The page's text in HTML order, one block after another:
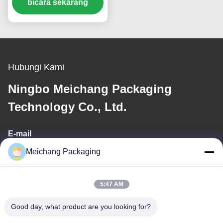
Pengunci Kesegaran
untuk Serum dan
bicara sekarang
Hubungi Kami
Ningbo Meichang Packaging
Technology Co., Ltd.
E-mail
meichang1@mcpackaging.cn
Alamat
Meichang Packaging
5:47 AM
Good day, what product are you looking for?